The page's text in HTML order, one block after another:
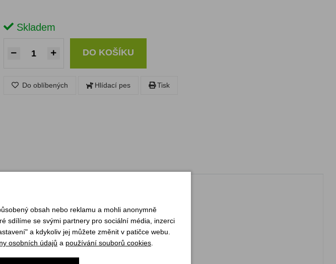
Skladem
DO KOŠÍKU
Do oblíbených Hlídací pes Tisk
obsah nebo reklamu a mohli anonymně
sdílíme se svými partnery pro sociální média, inzerci
a kdykoliv jej můžete změnit v patičce webu.
osobních údajů a používání souborů cookies